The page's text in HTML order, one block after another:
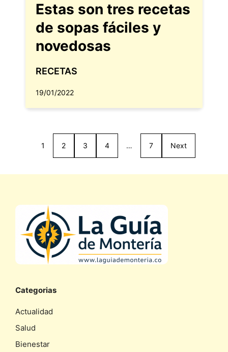
Estas son tres recetas
de sopas fáciles y
novedosas
RECETAS
19/01/2022
1 2 3 4 … 7 Next
Categorias
Actualidad
Salud
Bienestar